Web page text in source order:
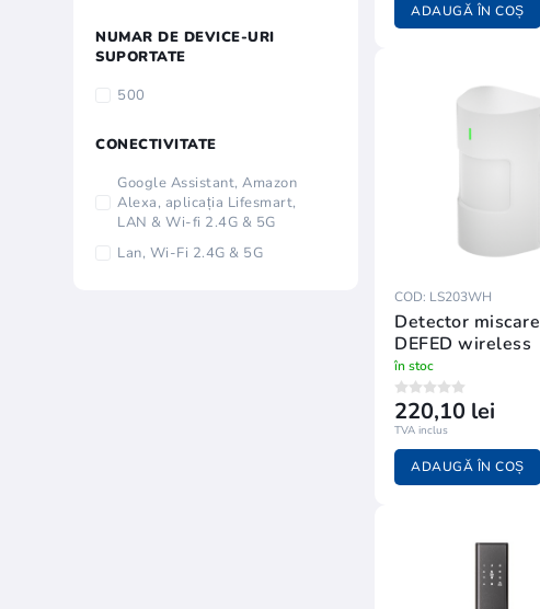
NUMAR DE DEVICE-URI
SUPORTATE
500
CONECTIVITATE
Google Assistant, Amazon
Alexa, aplicația Lifesmart,
LAN & Wi-fi 2.4G & 5G
Lan, Wi-Fi 2.4G & 5G
ADAUGĂ ÎN COȘ
COD: LS203WH
Detector miscare
DEFED wireless
în stoc
220,10 lei
TVA inclus
ADAUGĂ ÎN COȘ